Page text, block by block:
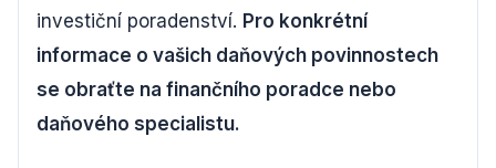
investiční poradenství. Pro konkrétní
informace o vašich daňových povinnostech
se obraťte na finančního poradce nebo
daňového specialistu.